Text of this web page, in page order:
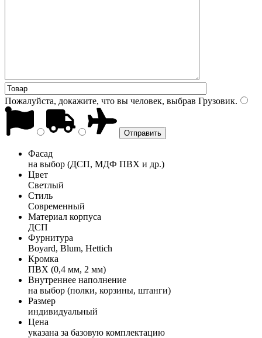
Пожалуйста, докажите, что вы человек, выбрав Грузовик.
Фасад
на выбор (ДСП, МДФ ПВХ и др.)
Цвет
Светлый
Стиль
Современный
Материал корпуса
ДСП
Фурнитура
Boyard, Blum, Hettich
Кромка
ПВХ (0,4 мм, 2 мм)
Внутреннее наполнение
на выбор (полки, корзины, штанги)
Размер
индивидуальный
Цена
указана за базовую комплектацию